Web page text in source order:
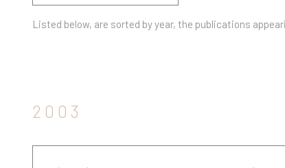
Listed below, are sorted by year, the publications
2003